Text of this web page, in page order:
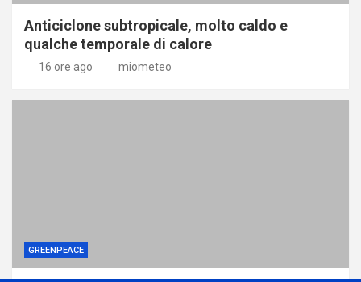
Anticiclone subtropicale, molto caldo e
qualche temporale di calore
16 ore ago miometeo
GREENPEACE